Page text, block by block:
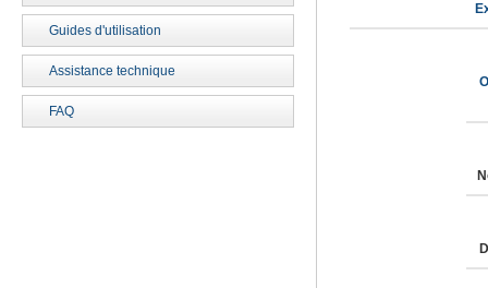
Guides d'utilisation
Assistance technique
FAQ